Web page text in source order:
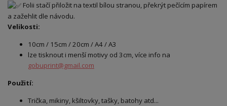
Folii stačí přiložit na textil bílou stranou, překrýt pečícím papírem
a zažehlit dle návodu.
Velikosti:
10cm / 15cm / 20cm / A4 / A3
lze tisknout i menší motivy od 3cm, více info na
gobuprint@gmail.com
Použití:
Trička, mikiny, kšiltovky, tašky, batohy atd...